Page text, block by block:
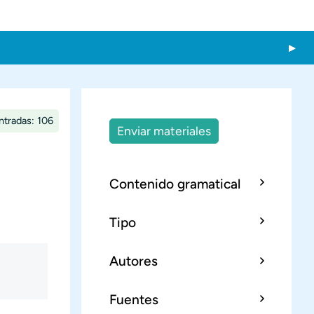
106
Enviar materiales
Contenido gramatical
Tipo
Autores
Fuentes